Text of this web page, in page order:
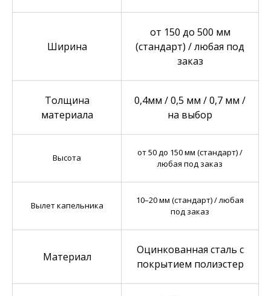
Ширина
от 150 до 500 мм
(стандарт) / любая под
заказ
Толщина
материала
0,4мм / 0,5 мм / 0,7 мм /
на выбор
Высота
от 50 до 150 мм (стандарт) /
любая под заказ
Вылет капельника
10–20 мм (стандарт) / любая
под заказ
Материал
Оцинкованная сталь с
покрытием полиэстер